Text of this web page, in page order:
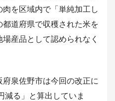
を区域内で「単純加工し
道府県で収穫された米を
産品として認められなく
泉佐野市は今回の改正に
減る」と算出していま